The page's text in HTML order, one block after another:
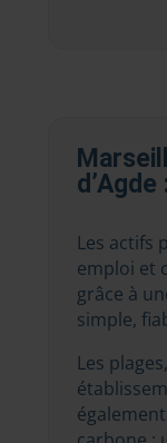
Les actifs
emploi et
grâce à
simple,
Les